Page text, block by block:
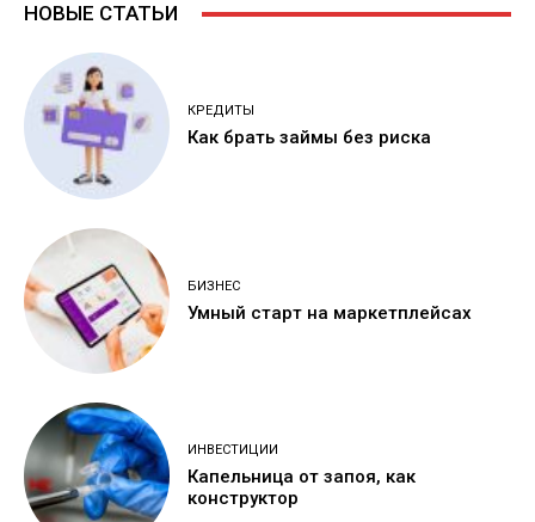
НОВЫЕ СТАТЬИ
КРЕДИТЫ
Как брать займы без риска
БИЗНЕС
Умный старт на маркетплейсах
ИНВЕСТИЦИИ
Капельница от запоя, как
конструктор